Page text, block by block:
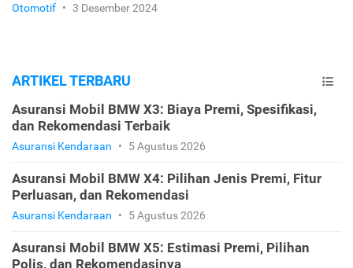
Otomotif • 3 Desember 2024
ARTIKEL TERBARU
Asuransi Mobil BMW X3: Biaya Premi, Spesifikasi,
dan Rekomendasi Terbaik
Asuransi Kendaraan • 5 Agustus 2026
Asuransi Mobil BMW X4: Pilihan Jenis Premi, Fitur
Perluasan, dan Rekomendasi
Asuransi Kendaraan • 5 Agustus 2026
Asuransi Mobil BMW X5: Estimasi Premi, Pilihan
Polis, dan Rekomendasinya